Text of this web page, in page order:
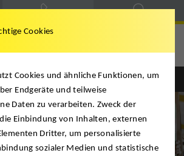
Englisch Deutsch
Cookies
Cookies und ähnliche Funktionen, um
Endgeräte und teilweise
Daten zu verarbeiten. Zweck der
Einbindung von Inhalten, externen
Dritter, um personalisierte
sozialer Medien und statistische